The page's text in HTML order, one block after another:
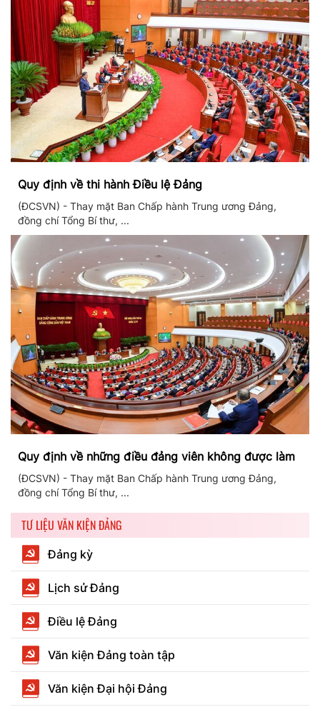
Quy định về thi hành Điều lệ Đảng
(ĐCSVN) - Thay mặt Ban Chấp hành Trung ương Đảng,
đồng chí Tổng Bí thư, ...
Quy định về những điều đảng viên không được làm
(ĐCSVN) - Thay mặt Ban Chấp hành Trung ương Đảng,
đồng chí Tổng Bí thư, ...
TƯ LIỆU VĂN KIỆN ĐẢNG
Đảng kỳ
Lịch sử Đảng
Điều lệ Đảng
Văn kiện Đảng toàn tập
Văn kiện Đại hội Đảng